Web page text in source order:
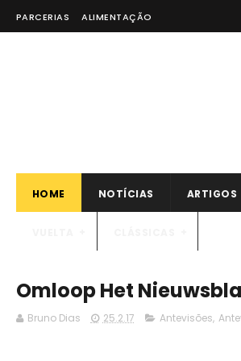
PARCERIAS ALIMENTAÇÃO
HOME NOTÍCIAS ARTIGOS
Omloop Het
Bruno Dias 25.2.17 Antevisões,